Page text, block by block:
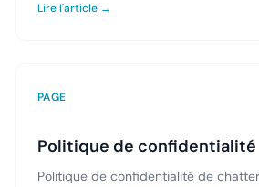
Lire l'article →
PAGE
Politique de confidentialité
Politique de confidentialité de